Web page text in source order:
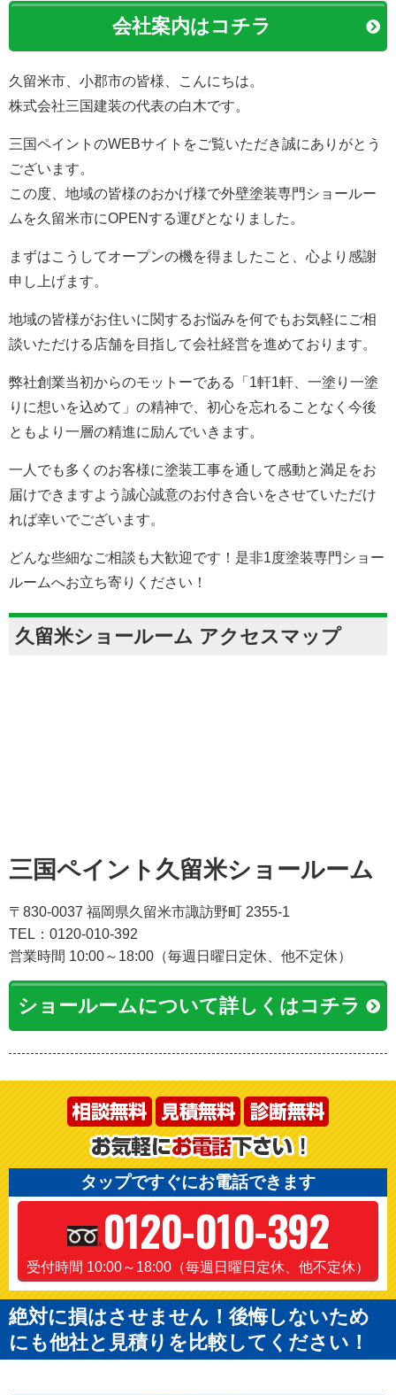
会社案内はコチラ
久留米市、小郡市の皆様、こんにちは。
株式会社三国建装の代表の白木です。
三国ペイントのWEBサイトをご覧いただき誠にありがとう
ございます。
この度、地域の皆様のおかげ様で外壁塗装専門ショールー
ムを久留米市にOPENする運びとなりました。
まずはこうしてオープンの機を得ましたこと、心より感謝
申し上げます。
地域の皆様がお住いに関するお悩みを何でもお気軽にご相
談いただける店舗を目指して会社経営を進めております。
弊社創業当初からのモットーである「1軒1軒、一塗り一塗
りに想いを込めて」の精神で、初心を忘れることなく今後
ともより一層の精進に励んでいきます。
一人でも多くのお客様に塗装工事を通して感動と満足をお
届けできますよう誠心誠意のお付き合いをさせていただけ
れば幸いでございます。
どんな些細なご相談も大歓迎です！是非1度塗装専門ショー
ルームへお立ち寄りください！
久留米ショールーム アクセスマップ
三国ペイント久留米ショールーム
〒830-0037 福岡県久留米市諏訪野町 2355-1
TEL：0120-010-392
営業時間 10:00～18:00（毎週日曜日定休、他不定休）
ショールームについて詳しくはコチラ
タップですぐにお電話できます
0120-010-392
受付時間 10:00～18:00（毎週日曜日定休、他不定休）
絶対に損はさせません！後悔しないため
にも他社と見積りを比較してください！